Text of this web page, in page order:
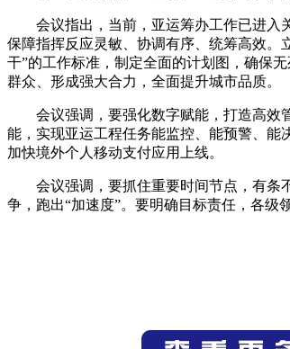
会议指出，当前，亚运筹办工作已进入
保障指挥反应灵敏、协调有序、统筹高效。
干”的工作标准，制定全面的计划图，确保
群众、形成强大合力，全面提升城市品质。
会议强调，要强化数字赋能，打造高效
能，实现亚运工程任务能监控、能预警、能
加快境外个人移动支付应用上线。
会议强调，要抓住重要时间节点，有条
争，跑出“加速度”。要明确目标责任，各级